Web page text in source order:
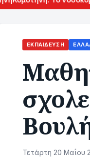
ΕΚΠΑΊΔΕΥΣΗ
Τετάρτη 20 Μαΐου